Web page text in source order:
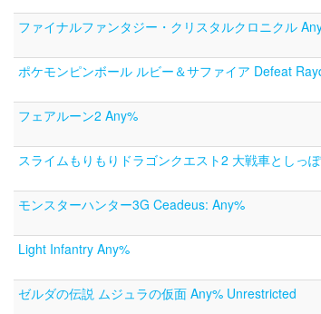
ファイナルファンタジー・クリスタルクロニクル
ポケモンピンボール ルビー＆サファイア Defeat
フェアルーン2 Any%
スライムもりもりドラゴンクエスト2 大戦車としっ
モンスターハンター3G Ceadeus: Any%
Light Infantry Any%
ゼルダの伝説 ムジュラの仮面 Any% Unrestricted